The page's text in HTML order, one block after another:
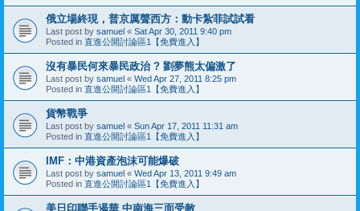
俄立場終現，普京厲聲西方：動卡紮菲試試看
Last post by samuel « Sat Apr 30, 2011 9:40 pm
Posted in 直進公開討論區1【免費進入】
沒有暴民何來暴民政治 ? 劉夢熊太偏激了
Last post by samuel « Wed Apr 27, 2011 8:25 pm
Posted in 直進公開討論區1【免費進入】
貨幣戰爭
Last post by samuel « Sun Apr 17, 2011 11:31 am
Posted in 直進公開討論區1【免費進入】
IMF：中港資產泡沫可能爆破
Last post by samuel « Wed Apr 13, 2011 9:49 am
Posted in 直進公開討論區1【免費進入】
美日印聯手遏華 中南海三面受敵